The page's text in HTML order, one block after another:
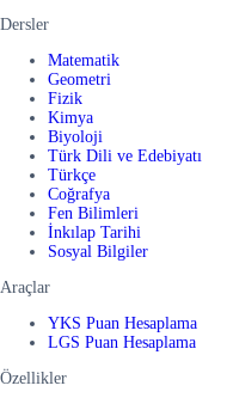
Dersler
Matematik
Geometri
Fizik
Kimya
Biyoloji
Türk Dili ve Edebiyatı
Türkçe
Coğrafya
Fen Bilimleri
İnkılap Tarihi
Sosyal Bilgiler
Araçlar
YKS Puan Hesaplama
LGS Puan Hesaplama
Özellikler